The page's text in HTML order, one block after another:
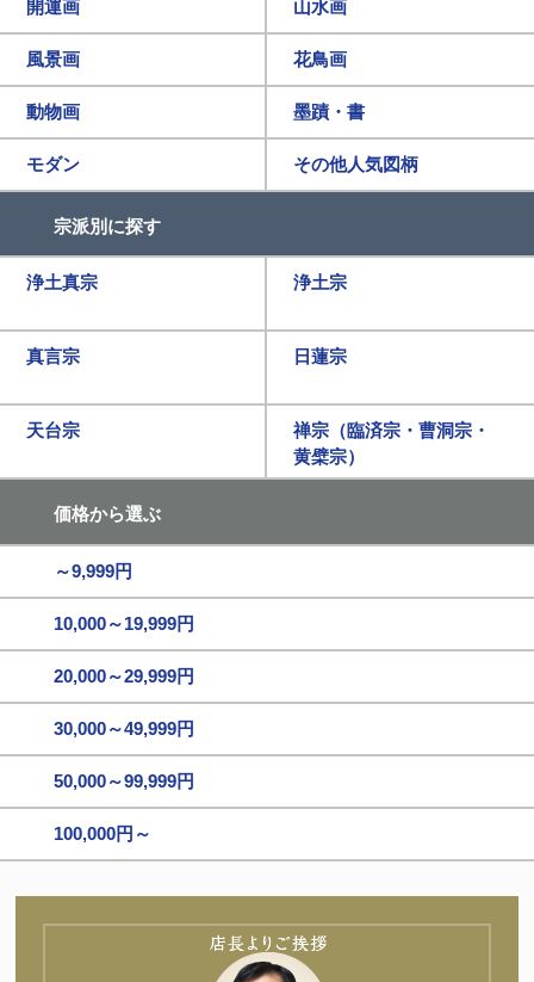
開運画 山水画
風景画 花鳥画
動物画 墨蹟・書
モダン その他人気図柄
宗派別に探す
浄土真宗 浄土宗
真言宗 日蓮宗
天台宗
禅宗（臨済宗・曹洞宗・
黄檗宗）
価格から選ぶ
～9,999円
10,000～19,999円
20,000～29,999円
30,000～49,999円
50,000～99,999円
100,000円～